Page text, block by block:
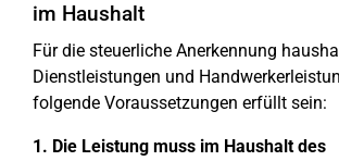
im Haushalt
Für die steuerliche Anerkennung
Dienstleistungen und
folgende Voraussetzungen erfüllt sein:
1. Die Leistung muss im Haushalt des